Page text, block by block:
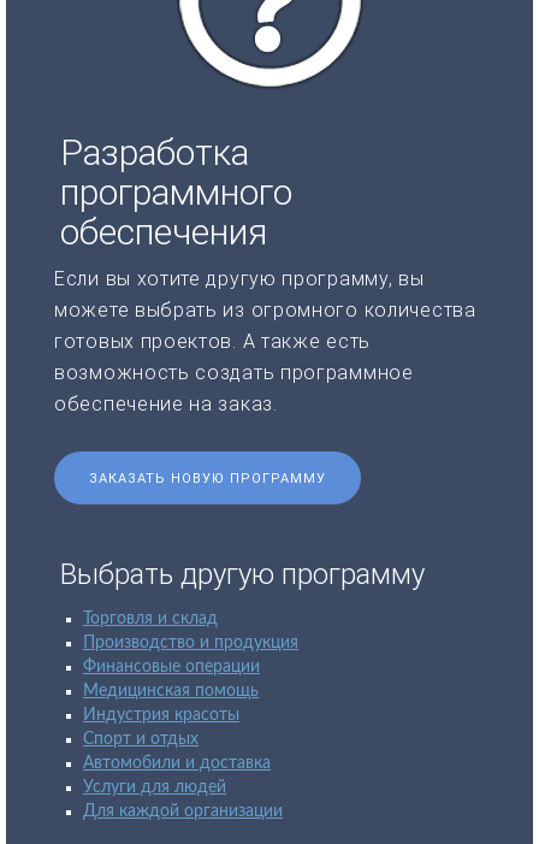
Разработка
программного
обеспечения
Если вы хотите другую программу, вы
можете выбрать из огромного количества
готовых проектов. А также есть
возможность создать программное
обеспечение на заказ.
ЗАКАЗАТЬ НОВУЮ ПРОГРАММУ
Выбрать другую программу
Торговля и склад
Производство и продукция
Финансовые операции
Медицинская помощь
Индустрия красоты
Спорт и отдых
Автомобили и доставка
Услуги для людей
Для каждой организации